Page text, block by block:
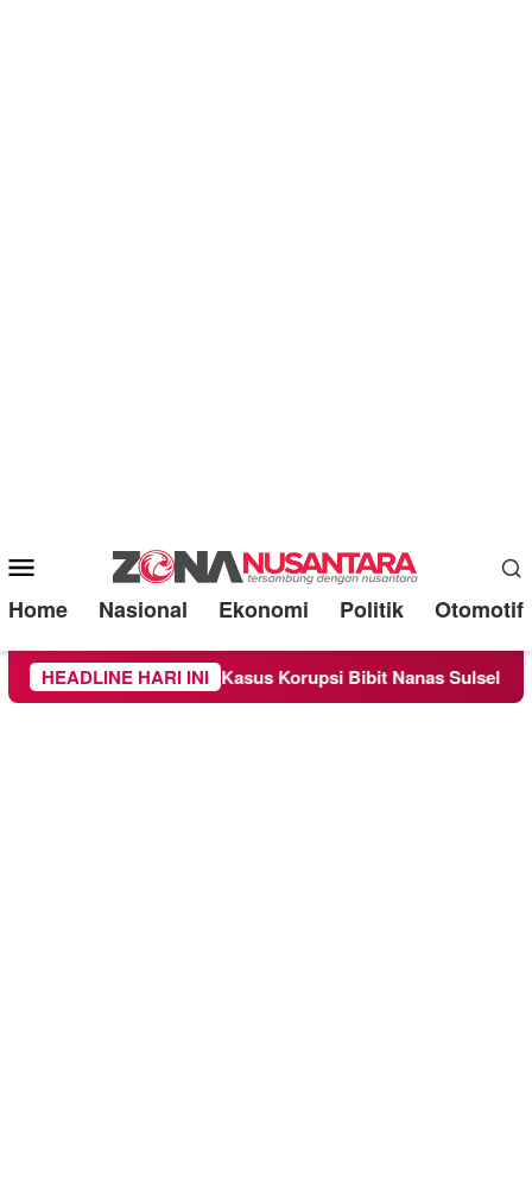
Mobile
Menu
Home Nasional Ekonomi Politik Otomotif
HEADLINE HARI INI
Saksi Kasus Korupsi Bibit Nanas Sulsel Rp 52,4 Miliar